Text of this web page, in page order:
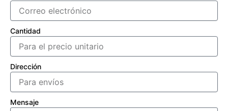
Cantidad
Dirección
Mensaje